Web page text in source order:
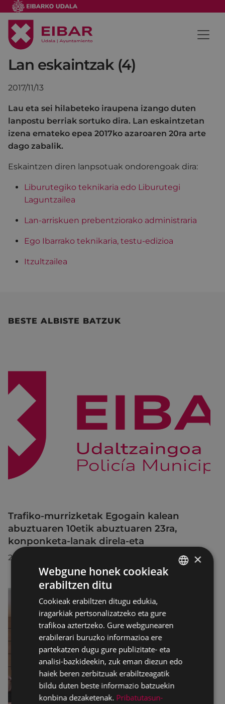
Lan eskaintzak (4)
2017/11/13
Lau eta sei hilabeteko iraupena izango duten
lanpostu berriak sortuko dira. Lan eskaintzetan
izena emateko epea 2017ko azaroaren 20ra arte
dago zabalik.
Eskaintzen diren lanpsotuak ondorengoak dira:
Liburutegiko teknikaria edo Liburutegi
Laguntzailea
Lan-arriskuen prebentziorako administraria
Ego Ibarrako teknikaria, testu-edizioa
Itzultzailea
BESTE ALBISTE BATZUK
Trafiko-murrizketak Egogain kalean
abuztuaren 10etik abuztuaren 23ra,
konponketa-lanak direla-eta
2026/07/30 ×
Webgune honek cookieak
erabiltzen ditu
Cookieak erabiltzen ditugu edukia,
iragarkiak pertsonalizatzeko eta gure
trafikoa aztertzeko. Gure webgunearen
erabilerari buruzko informazioa ere
partekatzen dugu gure publizitate- eta
analisi-bazkideekin, zuk eman diezun edo
haiek beren zerbitzuak erabiltzeagatik
bildu duten beste informazio batzuekin
konbina dezaketenak. Pribatutasun-